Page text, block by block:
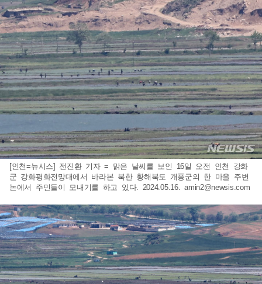
[인천=뉴시스] 전진환 기자 = 맑은 날씨를 보인 16일 오전 인천 강화
군 강화평화전망대에서 바라본 북한 황해북도 개풍군의 한 마을 주변
논에서 주민들이 모내기를 하고 있다. 2024.05.16.amin2@newsis.com